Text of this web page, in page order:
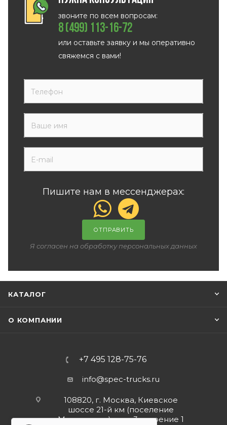
звоните по всем вопросам:
8 (499) 113-16-72
или оставьте заявку и мы оперативно
свяжемся с вами!
Пишите нам в мессенджерах:
ОТПРАВИТЬ
Я согласен на обработку персональных данных
КАТАЛОГ
О КОМПАНИИ
+7 495 128-75-76
info@spec-trucks.ru
108820, г. Москва, Киевское
шоссе 21-й км (поселение
Мосрентген), дом 3 строение 1